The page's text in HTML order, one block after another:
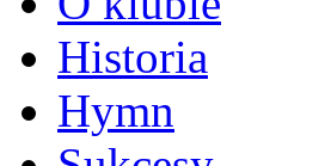
Historia
Hymn